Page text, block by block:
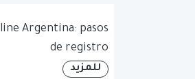
Argentina: pasos
de registro
للمزيد